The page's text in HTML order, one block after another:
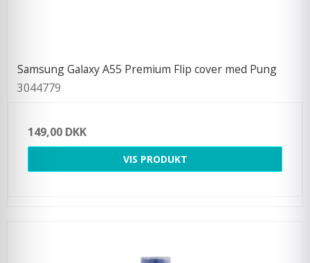
Samsung Galaxy A55 Premium Flip cover med Pung
3044779
149,00 DKK
VIS PRODUKT